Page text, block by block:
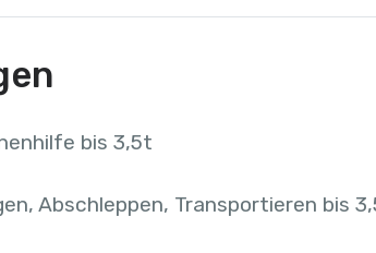
bis 3,5t
Abschleppen, Transportieren bis